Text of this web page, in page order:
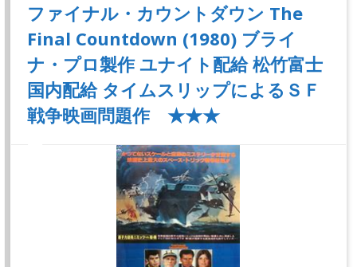
ファイナル・カウントダウン The
Final Countdown (1980) ブライ
ナ・プロ製作 ユナイト配給 松竹富士
国内配給 タイムスリップによるＳＦ
戦争映画問題作 ★★★